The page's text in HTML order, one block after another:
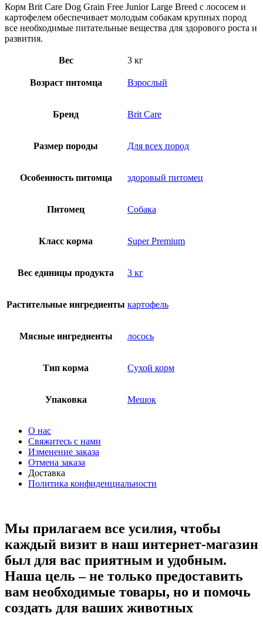
Корм Brit Care Dog Grain Free Junior Large Breed с лососем и
картофелем обеспечивает молодым собакам крупных пород
все необходимые питательные вещества для здорового роста и
развития.
Вес 3 кг
Возраст питомца Взрослый
Бренд Brit Care
Размер породы Для всех пород
Особенность питомца здоровый питомец
Питомец Собака
Класс корма Super Premium
Вес единицы продукта 3 кг
Растительные ингредиенты картофель
Мясные ингредиенты лосось
Тип корма Сухой корм
Упаковка Мешок
О нас
Свяжитесь с нами
Изменение заказа
Отмена заказа
Доставка
Политика конфиденциальности
Мы прилагаем все усилия, чтобы
каждый визит в наш интернет-магазин
был для вас приятным и удобным.
Наша цель – не только предоставить
вам необходимые товары, но и помочь
создать для ваших животных